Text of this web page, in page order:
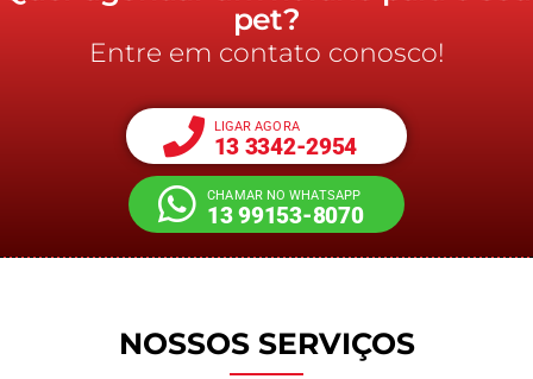
pet?
Entre em contato conosco!
LIGAR AGORA
13 3342-2954
CHAMAR NO WHATSAPP
13 99153-8070
NOSSOS SERVIÇOS